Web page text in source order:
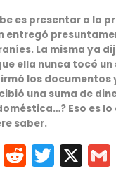
es presentar a la
entregó
La misma ya
ella nunca tocó un
los documentos
una suma de
Eso es lo
saber.
WhatsApp
Reddit
X